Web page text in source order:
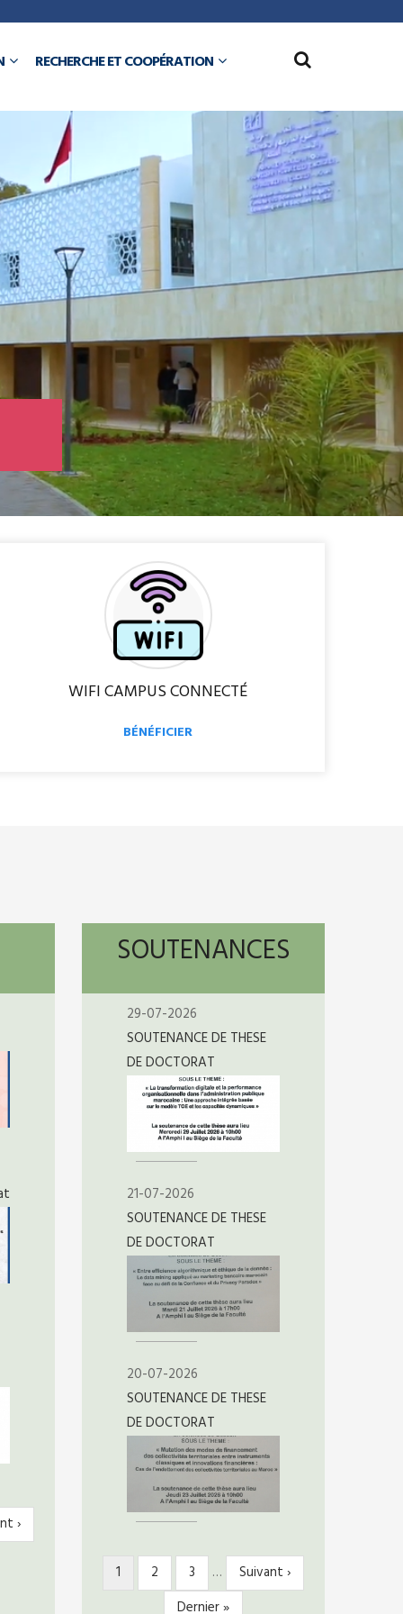
RECHERCHE ET COOPÉRATION
WIFI CAMPUS CONNECTÉ
BÉNÉFICIER
›
SOUTENANCES
29-07-2026
SOUTENANCE DE THESE
DE DOCTORAT
21-07-2026
SOUTENANCE DE THESE
DE DOCTORAT
20-07-2026
SOUTENANCE DE THESE
DE DOCTORAT
PAGINATION
Page
courante
1 Page
2 Page
3 …
Page
suivante
Suivant ›
Dernière
Dernier »